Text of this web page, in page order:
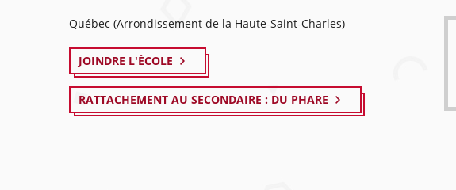
Québec (Arrondissement de la Haute-Saint-Charles)
JOINDRE L'ÉCOLE
RATTACHEMENT AU SECONDAIRE : DU PHARE